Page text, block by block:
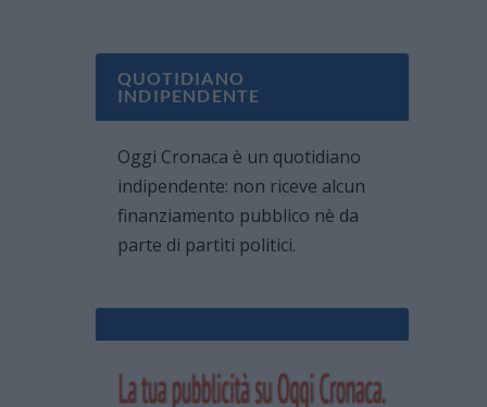
QUOTIDIANO
INDIPENDENTE
Oggi Cronaca è un quotidiano
indipendente: non riceve alcun
finanziamento pubblico nè da
parte di partiti politici.